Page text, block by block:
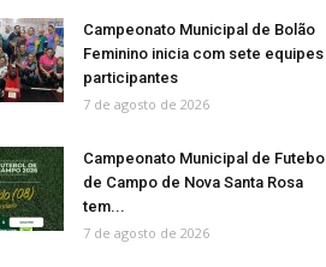
Campeonato Municipal de Bolão
Feminino inicia com sete equipes
participantes
7 de agosto de 2026
Campeonato Municipal de Futebol
de Campo de Nova Santa Rosa
tem...
7 de agosto de 2026